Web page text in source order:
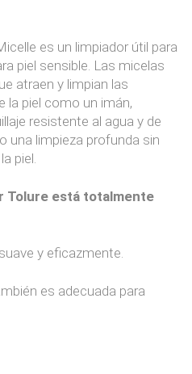
es un limpiador útil para
piel sensible. Las micelas
atraen y limpian las
la piel como un imán,
resistente al agua y de
una limpieza profunda sin
piel.
Tolure está totalmente
y eficazmente.
es adecuada para